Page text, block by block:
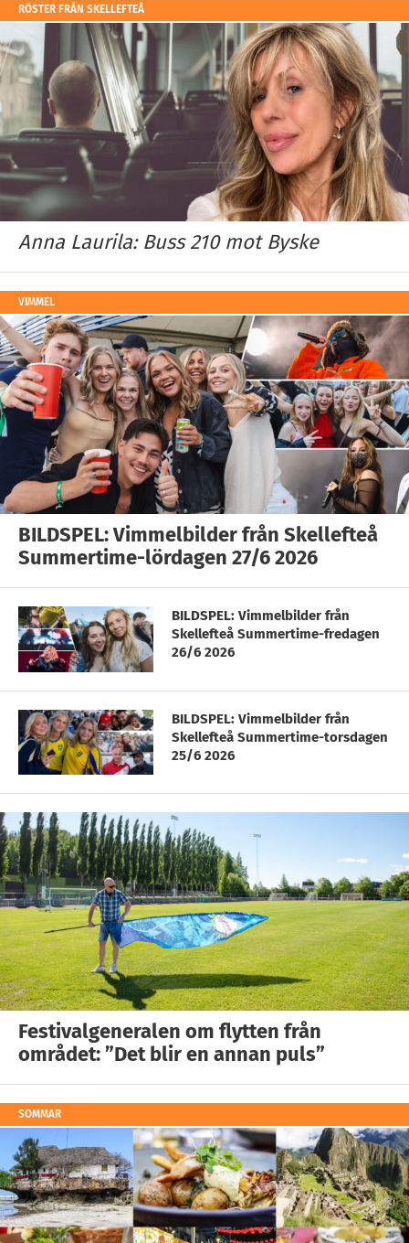
RÖSTER FRÅN SKELLEFTEÅ
Anna Laurila: Buss 210 mot Byske
VIMMEL
BILDSPEL: Vimmelbilder från Skellefteå
Summertime-lördagen 27/6 2026
BILDSPEL: Vimmelbilder från
Skellefteå Summertime-fredagen
26/6 2026
BILDSPEL: Vimmelbilder från
Skellefteå Summertime-torsdagen
25/6 2026
Festivalgeneralen om flytten från
området: ”Det blir en annan puls”
SOMMAR